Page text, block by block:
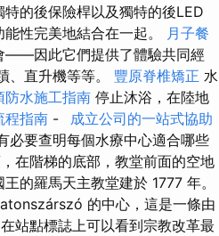
的後保險桿以及獨特的後LED
性完美地結合在一起。
月子餐
——因此它們提供了體驗共同經
、直升機等等。 豐原脊椎矯正 水
防水施工指南 停止沐浴，在陸地
程指南 - 成立公司的一站式協助
必要查明每個水療中心適合哪些
在階梯的底部，教堂前面的空地
的羅馬天主教堂建於 1777 年。
的中心，這是一條由
站點標誌上可以看到宗教改革最